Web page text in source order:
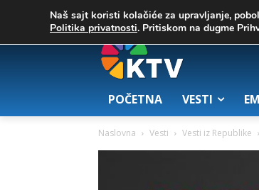
23.7 Zrenjanin 03. август 2026.
POČETNA VESTI
Naslovna Vesti Vesti iz Republike
Naš sajt koristi kolačiće za upravljanje,
Politika privatnosti. Pritiskom na dugme